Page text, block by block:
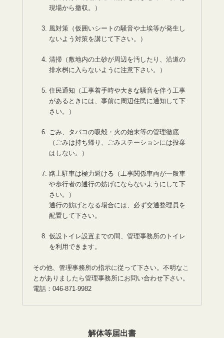
現場から撤収。）
風対策（仮囲いシートの騒音や土埃等が発生し
ないよう対策を講じて下さい。）
清掃（敷地内の土砂が周辺を汚したり、沿道の
排水桝に入らないように注意下さい。）
住民通知（工事着手時や大きな騒音を伴う工事
があるときには、事前に周辺住民に通知して下
さい。）
ごみ、タバコの吸殻・火の始末等の管理徹底
（ごみは持ち帰り、ごみステーションには投棄
はしない。）
路上駐車は極力避ける（工事関係車両が一般車
や歩行者の通行の妨げにならないようにして下
さい。）
通行の妨げとなる場合には、必ず交通整理員を
配置して下さい。
仮設トイレ設置までの間、管理事務所のトイレ
を利用できます。
その他、管理事務所の指示に従って下さい。不明なこ
とがありましたら管理事務所にお問い合わせ下さい。
電話：046-871-9982
解体等届出書